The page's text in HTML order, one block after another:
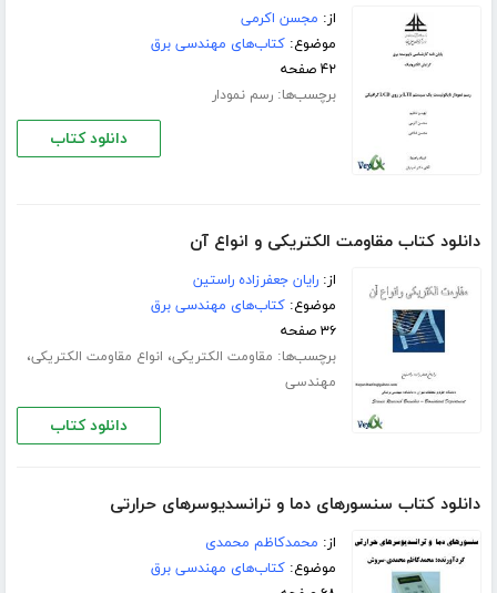
از: مجسن اکرمی
موضوع:کتاب‌های مهندسی برق
۴۲ صفحه
برچسب‌ها:رسم نمودار
دانلود کتاب
دانلود کتاب مقاومت الکتریکی و انواع آن
از:رایان جعفرزاده راستین
موضوع:کتاب‌های مهندسی برق
۳۶ صفحه
برچسب‌ها: مقاومت الکتریکی، انواع مقاومت الکتریکی،
مهندسی
دانلود کتاب
دانلود کتاب سنسورهای دما و ترانسدیوسرهای حرارتی
از: محمدکاظم محمدی
موضوع:کتاب‌های مهندسی برق